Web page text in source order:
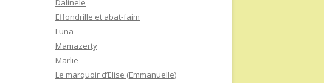
Dalinele
Effondrille et abat-faim
Luna
Mamazerty
Marlie
Le marquoir d’Elise (Emmanuelle)